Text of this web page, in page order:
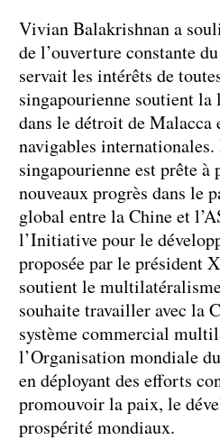
Vivian Balakrishnan a
de l’ouverture constante
servait les intérêts de
singapourienne soutient
dans le détroit de Malacca
navigables
singapourienne est prête à
nouveaux progrès dans le
global entre la Chine et
l’Initiative pour le
proposée par le président
soutient le
souhaite travailler avec la
système commercial
l’Organisation mondiale
en déployant des efforts
promouvoir la paix, le
prospérité mondiaux.